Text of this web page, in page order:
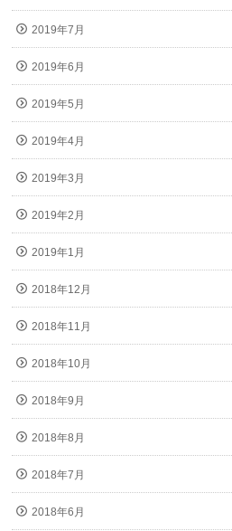
2019年7月
2019年6月
2019年5月
2019年4月
2019年3月
2019年2月
2019年1月
2018年12月
2018年11月
2018年10月
2018年9月
2018年8月
2018年7月
2018年6月